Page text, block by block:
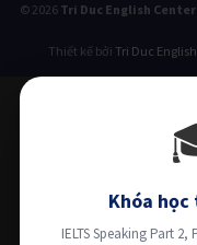
© 2026 Tri Duc English Center
Thiết kế bởi Tri Duc English
Khóa
IELTS Speaking Part